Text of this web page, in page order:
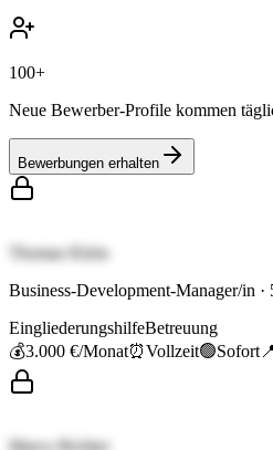
100+
Neue Bewerber-Profile kommen
Bewerbungen erhalten
Thomas Klein
Business-Development-Manager/in ·
EingliederungshilfeBetreuung
💰3.000 €/Monat⏰Vollzeit🟢Sofort